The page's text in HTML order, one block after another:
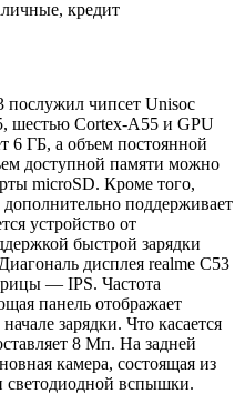
кредит
послужил чипсет Unisoc
шестью Cortex-A55 и GPU
6 ГБ, а объем постоянной
доступной памяти можно
microSD. Кроме того,
поддерживает
устройство от
быстрой зарядки
дисплея realme C53
— IPS. Частота
панель отображает
зарядки. Что касается
8 Мп. На задней
камера, состоящая из
светодиодной вспышки.